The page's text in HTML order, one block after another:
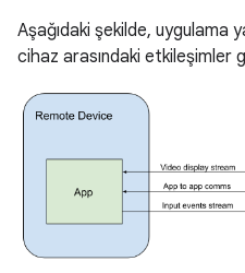
Aşağıdaki şekilde, uygulama
cihaz arasındaki etkileşimler